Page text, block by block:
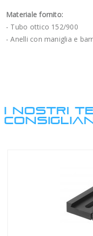
Materiale fornito:
- Tubo ottico 152/900
-Anelli con maniglia e
I NOSTRI